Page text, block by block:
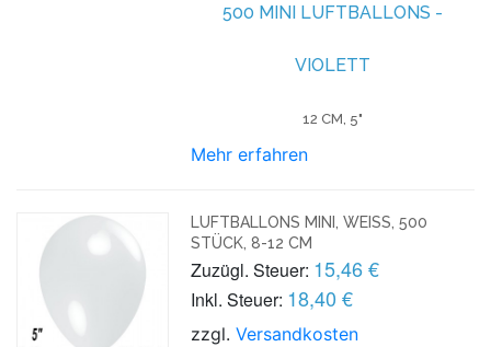
500 MINI LUFTBALLONS -
VIOLETT
12 CM, 5"
Mehr erfahren
LUFTBALLONS MINI, WEISS, 500 S
TÜCK, 8-12 CM
Zuzügl. Steuer: 15,46 €
Inkl. Steuer: 18,40 €
zzgl.Versandkosten